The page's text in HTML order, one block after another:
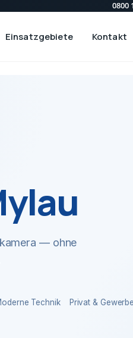
0800
Einsatzgebiete Kontakt
— ohne
Technik Privat &